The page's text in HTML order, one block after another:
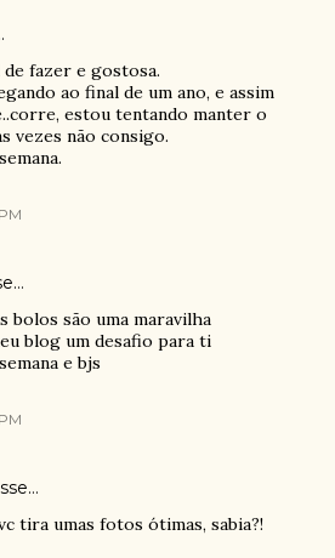
de fazer e gostosa.
ao final de um ano, e assim
estou tentando manter o
vezes não consigo.
bolos são uma maravilha
blog um desafio para ti
e bjs
tira umas fotos ótimas, sabia?!